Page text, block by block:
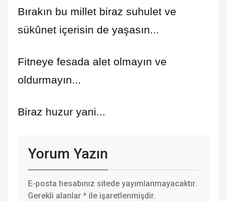
Bırakın bu millet biraz suhulet ve
sükûnet içerisin de yaşasın...
Fitneye fesada alet olmayın ve
oldurmayın...
Biraz huzur yani...
Yorum Yazın
E-posta hesabınız sitede yayımlanmayacaktır.
Gerekli alanlar * ile işaretlenmişdir.